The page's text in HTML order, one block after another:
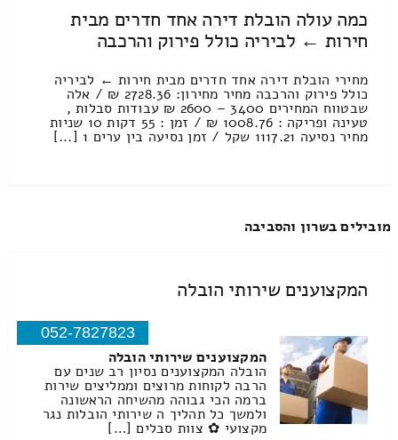
כמה עולה הובלת דירה אחד חדרים מבית
חירות ← לביריה כולל פירוק והרכבה
מחירי הובלת דירה אחד חדרים מבית חירות ← לביריה
כולל פירוק והרכבה מחיר מחירון: 2728.36 ₪ / אלה
שבטווח המחירים 3400 – 2600 ₪ עבודות סבלות ,
טעינה ופריקה : 1008.76 ₪ / זמן : 55 דקות 10 שניות
מחיר נסיעה 1117.21 שקל / זמן נסיעה בין ערים 1 [...]
מובילים בשרון והסביבה
המקצוענים שירותי הובלה
052-7827823
המקצוענים שירותי הובלה
הובלה המקצוענים נסיון רב שנים עם
הרבה לקוחות מרוצים וממליצים שירות
ברמה הכי גבוהה מהשיחה הראשונה
ולמשך כל תהליך ה שירותי הובלות נגר
מקצועי ✿ צוות סבלים […]